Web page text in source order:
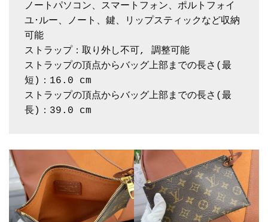
ノートパソコン、スマートフォン、ポルトフォイ
ユ･ルー、ノート、鍵、リップスティックなど収納
可能
ストラップ：取り外し不可, 調整可能
ストラップの頂点からバッグ上部までの長さ(最
短)：16.0 cm
ストラップの頂点からバッグ上部までの長さ(最
長)：39.0 cm